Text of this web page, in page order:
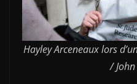
Hayley Arceneaux lors
/